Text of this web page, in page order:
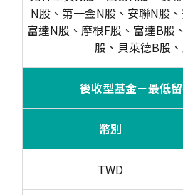
N股、第一金N股、安聯N股
富達N股、摩根F股、富達B股
股、貝萊德B股
後收型基金－最低
幣別
TWD